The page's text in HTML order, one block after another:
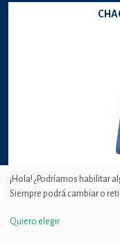
¡Hola! ¿Podríamos habilitar
Siempre podrá cambiar o
Quiero elegir